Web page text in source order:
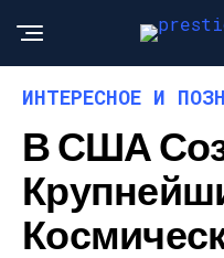
ИНТЕРЕСНОЕ И
В США